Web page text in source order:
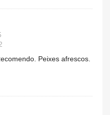
Peixes afrescos.